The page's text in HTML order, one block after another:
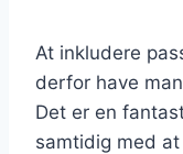
At inkludere
derfor have
Det er en
samtidig med